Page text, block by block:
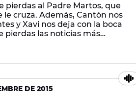
pierdas al Padre Martos, que
cruza. Además, Cantón nos
y Xavi nos deja con la boca
pierdas las noticias más
DE 2015